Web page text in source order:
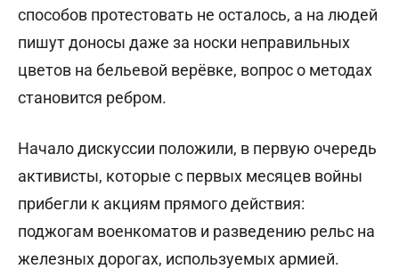
способов протестовать не осталось, а на людей
пишут доносы даже за носки неправильных
цветов на бельевой верёвке, вопрос о методах
становится ребром.
Начало дискуссии положили, в первую очередь
активисты, которые с первых месяцев войны
прибегли к акциям прямого действия:
поджогам военкоматов и разведению рельс на
железных дорогах, используемых армией.